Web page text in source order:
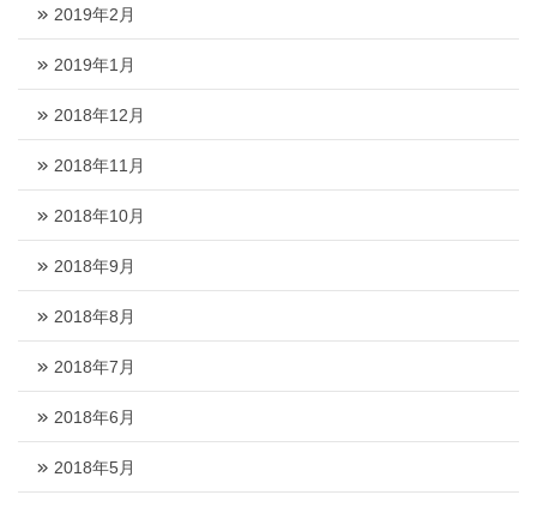
2019年2月
2019年1月
2018年12月
2018年11月
2018年10月
2018年9月
2018年8月
2018年7月
2018年6月
2018年5月